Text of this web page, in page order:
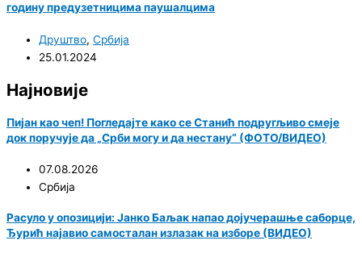
годину предузетницима паушалцима
Друштво, Србија
25.01.2024
Најновије
Пијан као чеп! Погледајте како се Станић подругљиво смеје
док поручује да „Срби могу и да нестану“ (ФОТО/ВИДЕО)
07.08.2026
Србија
Расуло у опозицији: Јанко Баљак напао дојучерашње саборце,
Ђурић најавио самосталан излазак на изборе (ВИДЕО)